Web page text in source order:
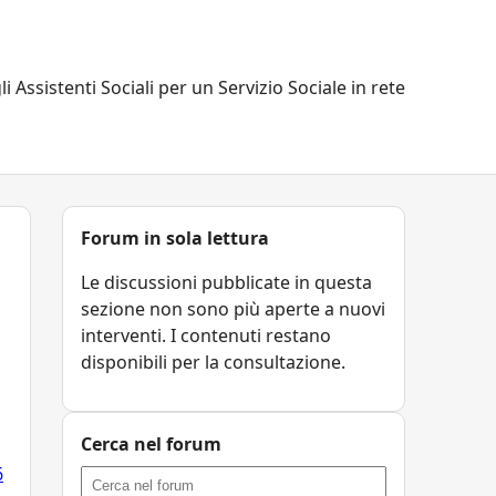
Assistenti Sociali per un Servizio Sociale in rete
Forum in sola lettura
Le discussioni pubblicate in questa
sezione non sono più aperte a nuovi
interventi. I contenuti restano
disponibili per la consultazione.
Cerca nel forum